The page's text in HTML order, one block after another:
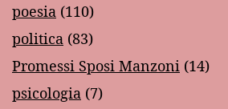
poesia (110)
politica (83)
Promessi Sposi Manzoni (14)
psicologia (7)